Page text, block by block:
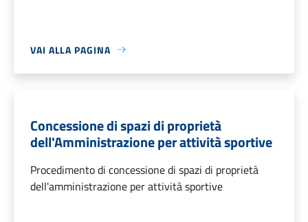
VAI ALLA PAGINA
Concessione di spazi di proprietà
dell'Amministrazione per attività sportive
Procedimento di concessione di spazi di proprietà
dell'amministrazione per attività sportive